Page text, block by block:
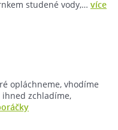
studené vody,… více
opláchneme, vhodíme
zchladíme,